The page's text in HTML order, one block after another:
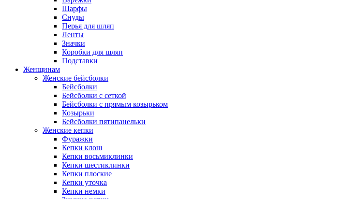
Шарфы
Снуды
Перья для шляп
Ленты
Значки
Коробки для шляп
Подставки
Женщинам
Женские бейсболки
Бейсболки
Бейсболки с сеткой
Бейсболки с прямым козырьком
Козырьки
Бейсболки пятипанельки
Женские кепки
Фуражки
Кепки клош
Кепки восьмиклинки
Кепки шестиклинки
Кепки плоские
Кепки уточка
Кепки немки